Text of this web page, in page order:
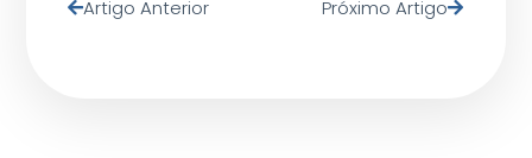
Artigo Anterior Próximo Artigo